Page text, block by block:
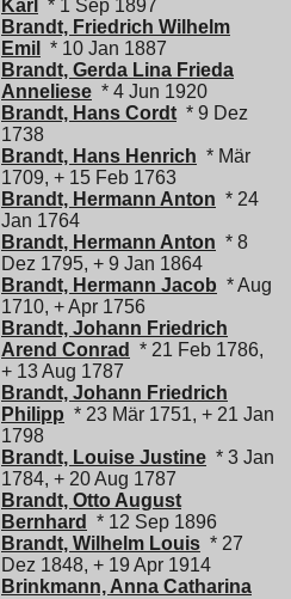
Karl
* 1 Sep 1897
Brandt, Friedrich Wilhelm
Emil
* 10 Jan 1887
Brandt, Gerda Lina Frieda
Anneliese * 4 Jun 1920
Brandt, Hans Cordt * 9 Dez
1738
Brandt, Hans Henrich * Mär
1709, + 15 Feb 1763
Brandt, Hermann Anton * 24
Jan 1764
Brandt, Hermann Anton * 8
Dez 1795, + 9 Jan 1864
Brandt, Hermann Jacob * Aug
1710, + Apr 1756
Brandt, Johann Friedrich
Arend Conrad
* 21 Feb 1786,
+ 13 Aug 1787
Brandt, Johann Friedrich
Philipp * 23 Mär 1751, + 21 Jan
1798
Brandt, Louise Justine * 3 Jan
1784, + 20 Aug 1787
Brandt, Otto August
Bernhard
* 12 Sep 1896
Brandt, Wilhelm Louis * 27
Dez 1848, + 19 Apr 1914
Brinkmann, Anna Catharina